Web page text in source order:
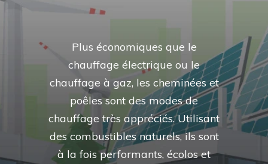
Plus économiques que le
chauffage électrique ou le
chauffage à gaz, les cheminées et
poêles sont des modes de
chauffage très appréciés. Utilisant
des combustibles naturels, ils sont
à la fois performants, écolos et